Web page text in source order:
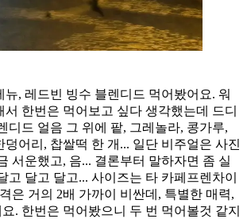
뉴, 레드빈 빙수 블렌디드 먹어봤어요. 워
서 한번은 먹어보고 싶다 생각했는데 드디
디드 얼음 그 위에 팥, 그레놀라, 콩가루,
덩어리, 찹쌀떡 한 개... 일단 비주얼은 사진
서운했고, 음... 결론부터 말하자면 좀 실
고 달고 달고... 사이즈는 타 카페프렌차이
은 거의 2배 가까이 비싼데, 특별한 매력,
. 한번은 먹어봤으니 두 번 먹어볼것 같지